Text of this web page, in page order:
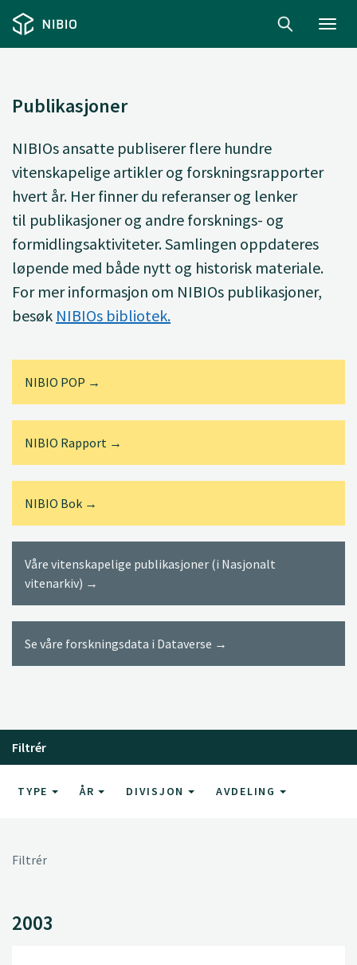
Publikasjoner
NIBIOs ansatte publisererflere hundre
vitenskapelige artikler og forskningsrapporter
hvert år. Her finner du referanser og lenker
til publikasjoner og andre forsknings- og
formidlingsaktiviteter. Samlingen oppdateres
løpende med både nytt og historisk materiale.
For mer informasjon om NIBIOs publikasjoner,
besøk NIBIOs bibliotek.
NIBIO POP →
NIBIO Rapport →
NIBIO Bok →
Våre vitenskapelige publikasjoner (i Nasjonalt
vitenarkiv) →
Se våre forskningsdata i Dataverse →
Filtrér
TYPE ÅR DIVISJON AVDELING
Filtrér
2003